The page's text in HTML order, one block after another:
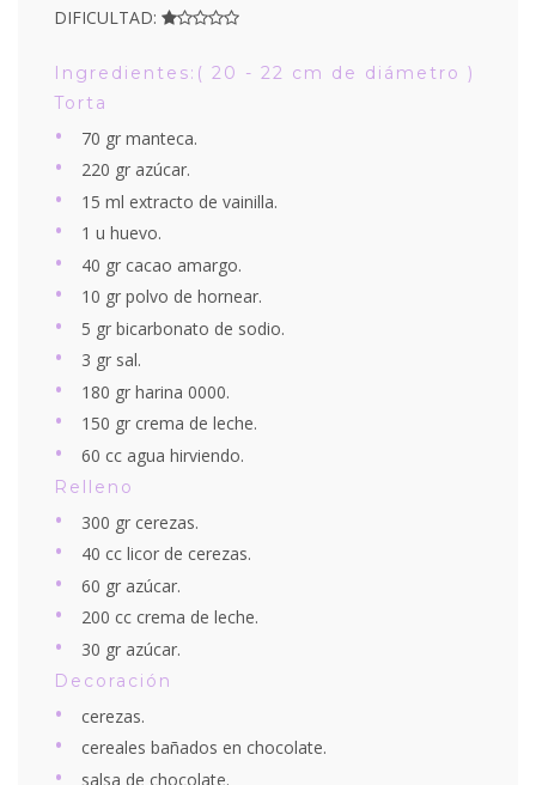
DIFICULTAD:
Ingredientes:( 20 - 22 cm de diámetro )
Torta
70 gr manteca.
220 gr azúcar.
15 ml extracto de vainilla.
1 u huevo.
40 gr cacao amargo.
10 gr polvo de hornear.
5 gr bicarbonato de sodio.
3 gr sal.
180 gr harina 0000.
150 gr crema de leche.
60 cc agua hirviendo.
Relleno
300 gr cerezas.
40 cc licor de cerezas.
60 gr azúcar.
200 cc crema de leche.
30 gr azúcar.
Decoración
cerezas.
cereales bañados en chocolate.
salsa de chocolate.